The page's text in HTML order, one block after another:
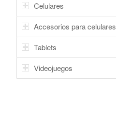
Celulares
Accesorios para celulares
Tablets
Videojuegos